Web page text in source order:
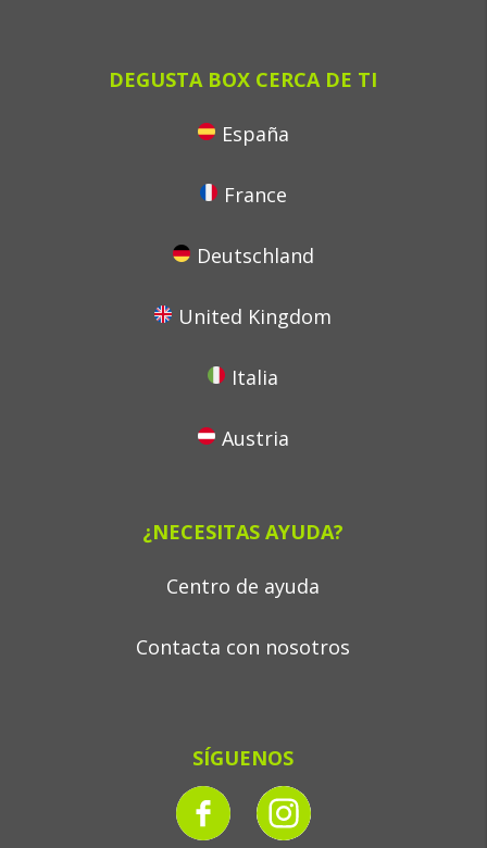
DEGUSTA BOX CERCA DE TI
España
France
Deutschland
United Kingdom
Italia
Austria
¿NECESITAS AYUDA?
Centro de ayuda
Contacta con nosotros
SÍGUENOS